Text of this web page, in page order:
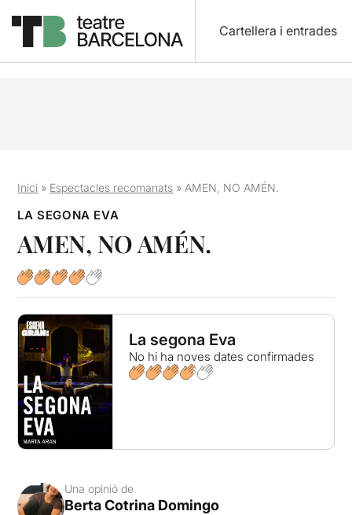
Cartellera i entrades
Inici » Espectacles recomanats » AMEN, NO AMÉN.
LA SEGONA EVA
AMEN, NO AMÉN.
La segona Eva
No hi ha noves dates confirmades
Una opinió de
Berta Cotrina Domingo